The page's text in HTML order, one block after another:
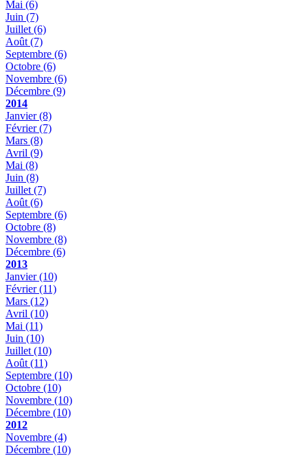
Mai (6)
Juin (7)
Juillet (6)
Août (7)
Septembre (6)
Octobre (6)
Novembre (6)
Décembre (9)
2014
Janvier(8)
Février(7)
Mars (8)
Avril (9)
Mai (8)
Juin (8)
Juillet (7)
Août (6)
Septembre (6)
Octobre (8)
Novembre (8)
Décembre (6)
2013
Janvier(10)
Février(11)
Mars (12)
Avril (10)
Mai (11)
Juin (10)
Juillet (10)
Août (11)
Septembre (10)
Octobre (10)
Novembre (10)
Décembre (10)
2012
Novembre (4)
Décembre (10)